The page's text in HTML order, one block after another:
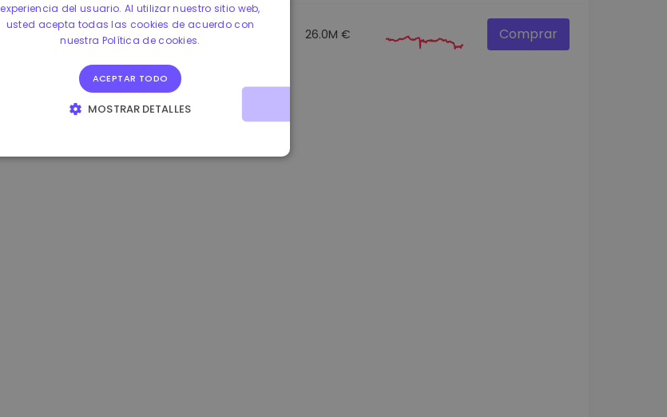
1.170000 € -1.80% 26.0M € Comprar
experiencia del usuario. Al utilizar nuestro sitio web,
usted acepta todas las cookies de acuerdo con
nuestra Política de cookies.
ACEPTAR TODO
MOSTRAR DETALLES